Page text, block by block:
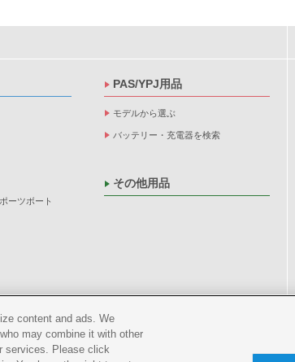
ーツボート
PAS/YPJ用品
モデルから選ぶ
バッテリー・充電器を検索
その他用品
content and ads. We
may combine it with other
services. Please click